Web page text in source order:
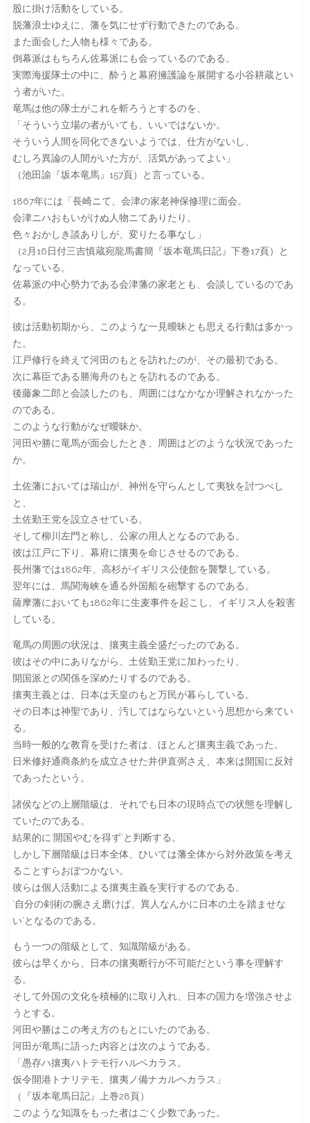
股に掛け活動をしている。
脱藩浪士ゆえに、藩を気にせず行動できたのである。
また面会した人物も様々である。
倒幕派はもちろん佐幕派にも会っているのである。
実際海援隊士の中に、酔うと幕府擁護論を展開する小谷耕蔵とい
う者がいた。
竜馬は他の隊士がこれを斬ろうとするのを、
「そういう立場の者がいても、いいではないか。
そういう人間を同化できないようでは、仕方がないし、
むしろ異論の人間がいた方が、活気があってよい」
（池田諭『坂本竜馬』157頁）と言っている。
1867年には「長崎ニて、会津の家老神保修理に面会。
会津ニハおもいがけぬ人物ニてありたり。
色々おかしき談ありしが、変りたる事なし」
（2月16日付三吉慎蔵宛龍馬書簡『坂本竜馬日記』下巻17頁）と
なっている。
佐幕派の中心勢力である会津藩の家老とも、会談しているのであ
る。
彼は活動初期から、このような一見曖昧とも思える行動は多かっ
た。
江戸修行を終えて河田のもとを訪れたのが、その最初である。
次に幕臣である勝海舟のもとを訪れるのである。
後藤象二郎と会談したのも、周囲にはなかなか理解されなかった
のである。
このような行動がなぜ曖昧か。
河田や勝に竜馬が面会したとき、周囲はどのような状況であった
か。
土佐藩においては瑞山が、神州を守らんとして夷狄を討つべし
と、
土佐勤王党を設立させている。
そして柳川左門と称し、公家の用人となるのである。
彼は江戸に下り、幕府に攘夷を命じさせるのである。
長州藩では1862年、高杉がイギリス公使館を襲撃している。
翌年には、馬関海峡を通る外国船を砲撃するのである。
薩摩藩においても1862年に生麦事件を起こし、イギリス人を殺害
している。
竜馬の周囲の状況は、攘夷主義全盛だったのである。
彼はその中にありながら、土佐勤王党に加わったり、
開国派との関係を深めたりするのである。
攘夷主義とは、日本は天皇のもと万民が暮らしている。
その日本は神聖であり、汚してはならないという思想から来てい
る。
当時一般的な教育を受けた者は、ほとんど攘夷主義であった。
日米修好通商条約を成立させた井伊直弼さえ、本来は開国に反対
であったという。
諸侯などの上層階級は、それでも日本の現時点での状態を理解し
ていたのである。
結果的に’開国やむを得ず’と判断する。
しかし下層階級は日本全体、ひいては藩全体から対外政策を考え
ることすらおぼつかない。
彼らは個人活動による攘夷主義を実行するのである。
’自分の剣術の腕さえ磨けば、異人なんかに日本の土を踏ませな
い’となるのである。
もう一つの階級として、知識階級がある。
彼らは早くから、日本の攘夷断行が不可能だという事を理解す
る。
そして外国の文化を積極的に取り入れ、日本の国力を増強させよ
うとする。
河田や勝はこの考え方のもとにいたのである。
河田が竜馬に語った内容とは次のようである。
「愚存ハ攘夷ハトテモ行ハルベカラス。
仮令開港トナリテモ、攘夷ノ備ナカルヘカラス」
（『坂本竜馬日記』上巻28頁）
このような知識をもった者はごく少数であった。